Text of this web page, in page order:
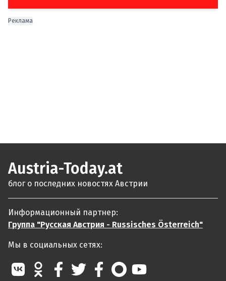
Реклама
Austria-Today.at
блог о последних новостях Австрии
Информационный партнер:
Группа "Русская Австрия - Russisches Österreich"
Мы в социальных сетях: